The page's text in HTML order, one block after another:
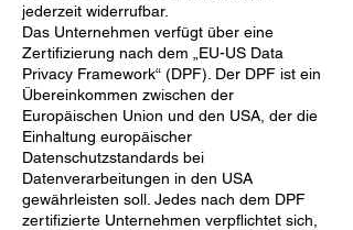
jederzeit widerrufbar.
Das Unternehmen verfügt über eine
Zertifizierung nach dem „EU-US Data
Privacy Framework“ (DPF). Der DPF ist ein
Übereinkommen zwischen der
Europäischen Union und den USA, der die
Einhaltung europäischer
Datenschutzstandards bei
Datenverarbeitungen in den USA
gewährleisten soll. Jedes nach dem DPF
zertifizierte Unternehmen verpflichtet sich,